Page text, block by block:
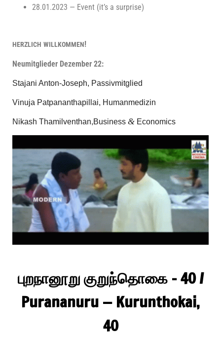
28.01.2023 — Event (it’s a surprise)
HERZLICH WILLKOMMEN!
Neu­mit­glie­der Dezem­ber 22:
Sta­ja­ni Anton-Joseph, Passivmitglied
Vin­u­ja Pat­pa­n­ant­ha­pil­lai, Humanmedizin
Nikash Thamilventhan,Business & Economics
புறநானூறு குறுந்தொகை - 40 /
Purananuru — Kurunthokai,
40